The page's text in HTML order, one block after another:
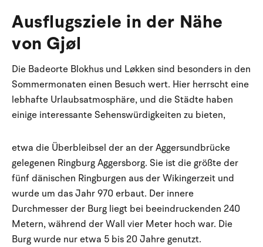
Ausflugsziele in der Nähe
von Gjøl
Die Badeorte Blokhus und Løkken sind besonders in den
Sommermonaten einen Besuch wert. Hier herrscht eine
lebhafte Urlaubsatmosphäre, und die Städte haben
einige interessante Sehenswürdigkeiten zu bieten,
etwa die Überbleibsel der an der Aggersundbrücke
gelegenen Ringburg Aggersborg. Sie ist die größte der
fünf dänischen Ringburgen aus der Wikingerzeit und
wurde um das Jahr 970 erbaut. Der innere
Durchmesser der Burg liegt bei beeindruckenden 240
Metern, während der Wall vier Meter hoch war. Die
Burg wurde nur etwa 5 bis 20 Jahre genutzt.